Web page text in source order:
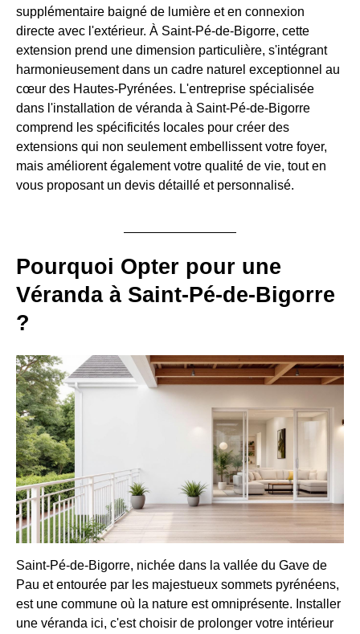
supplémentaire baigné de lumière et en connexion
directe avec l'extérieur. À Saint-Pé-de-Bigorre, cette
extension prend une dimension particulière, s'intégrant
harmonieusement dans un cadre naturel exceptionnel au
cœur des Hautes-Pyrénées. L'entreprise spécialisée
dans l'installation de véranda à Saint-Pé-de-Bigorre
comprend les spécificités locales pour créer des
extensions qui non seulement embellissent votre foyer,
mais améliorent également votre qualité de vie, tout en
vous proposant un devis détaillé et personnalisé.
Pourquoi Opter pour une
Véranda à Saint-Pé-de-Bigorre
?
Saint-Pé-de-Bigorre, nichée dans la vallée du Gave de
Pau et entourée par les majestueux sommets pyrénéens,
est une commune où la nature est omniprésente. Installer
une véranda ici, c'est choisir de prolonger votre intérieur